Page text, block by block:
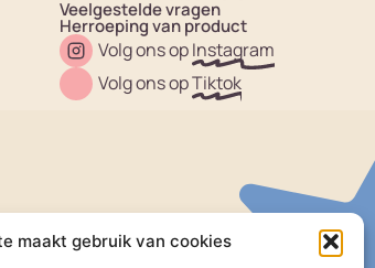
maakt gebruik van cookies
Veelgestelde vragen
Herroeping van product
Volg ons opInstagram
Volg ons opTiktok